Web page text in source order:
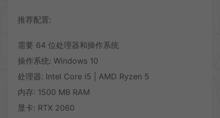
推荐配置:
需要 64 位处理器和操作系统
操作系统: Windows 10
处理器: Intel Core i5 | AMD Ryzen 5
内存: 1500 MB RAM
显卡: RTX 2060